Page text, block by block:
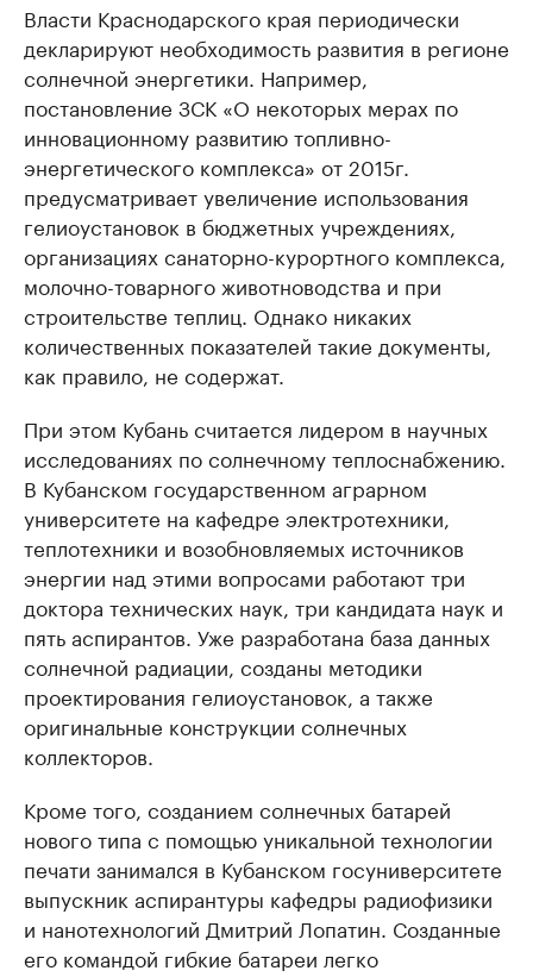
Власти Краснодарского края периодически
декларируют необходимость развития в регионе
солнечной энергетики. Например,
постановление ЗСК «О некоторых мерах по
инновационному развитию топливно-
энергетического комплекса» от 2015г.
предусматривает увеличение использования
гелиоустановок в бюджетных учреждениях,
организациях санаторно-курортного комплекса,
молочно-товарного животноводства и при
строительстве теплиц. Однако никаких
количественных показателей такие документы,
как правило, не содержат.
При этом Кубань считается лидером в научных
исследованиях по солнечному теплоснабжению.
В Кубанском государственном аграрном
университете на кафедре электротехники,
теплотехники и возобновляемых источников
энергии над этими вопросами работают три
доктора технических наук, три кандидата наук и
пять аспирантов. Уже разработана база данных
солнечной радиации, созданы методики
проектирования гелиоустановок, а также
оригинальные конструкции солнечных
коллекторов.
Кроме того, созданием солнечных батарей
нового типа с помощью уникальной технологии
печати занимался в Кубанском госуниверситете
выпускник аспирантуры кафедры радиофизики
и нанотехнологий Дмитрий Лопатин. Созданные
его командой гибкие батареи легко